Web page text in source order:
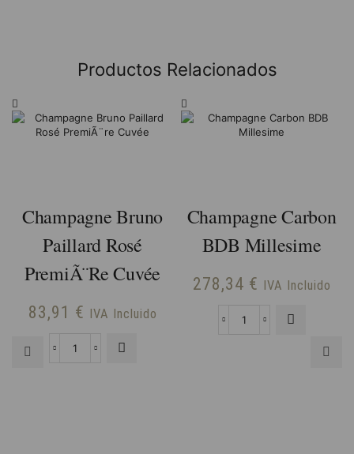
Productos Relacionados
Champagne Bruno
Paillard Rosé
PremiÃ¨re Cuvée
83,91 € IVA Incluido
Champagne
Champagne Carbon
BDB Millesime
278,34 € IVA Incluido
Champagne